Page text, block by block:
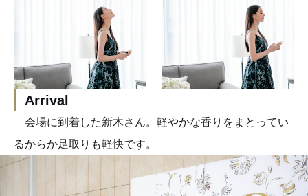
Arrival
会場に到着した新木さん。軽やかな香りをまとってい
るからか足取りも軽快です。